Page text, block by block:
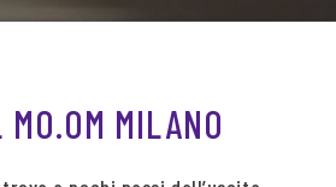
MO.OM MILANO